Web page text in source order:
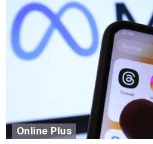
Online Plus